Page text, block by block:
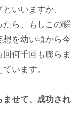
いいますか、
たら、もしこの瞬
を幼い頃から今
何千回も膨らま
います。
せて、成功され